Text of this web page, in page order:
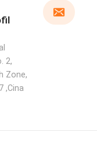
2,
Zone,
,Cina